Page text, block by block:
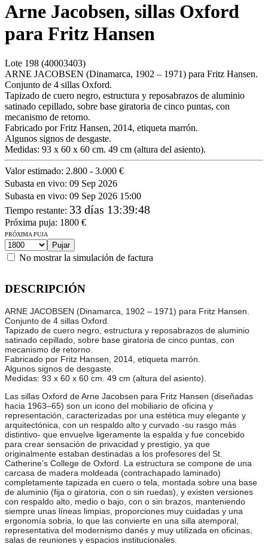
Arne Jacobsen, sillas Oxford
para Fritz Hansen
Lote 198 (40003403)
ARNE JACOBSEN (Dinamarca, 1902 – 1971) para Fritz Hansen.
Conjunto de 4 sillas Oxford.
Tapizado de cuero negro, estructura y reposabrazos de aluminio
satinado cepillado, sobre base giratoria de cinco puntas, con
mecanismo de retorno.
Fabricado por Fritz Hansen, 2014, etiqueta marrón.
Algunos signos de desgaste.
Medidas: 93 x 60 x 60 cm. 49 cm (altura del asiento).
Valor estimado: 2.800 - 3.000 €
Subasta en vivo: 09 Sep 2026
Subasta en vivo: 09 Sep 2026 15:00
Tiempo restante: 33 días 13:39:48
Próxima puja: 1800 €
PRÓXIMA PUJA
No mostrar la simulación de factura
DESCRIPCIÓN
ARNE JACOBSEN (Dinamarca, 1902 – 1971) para Fritz Hansen.
Conjunto de 4 sillas Oxford.
Tapizado de cuero negro, estructura y reposabrazos de aluminio
satinado cepillado, sobre base giratoria de cinco puntas, con
mecanismo de retorno.
Fabricado por Fritz Hansen, 2014, etiqueta marrón.
Algunos signos de desgaste.
Medidas: 93 x 60 x 60 cm. 49 cm (altura del asiento).
Las sillas Oxford de Arne Jacobsen para Fritz Hansen (diseñadas
hacia 1963–65) son un icono del mobiliario de oficina y
representación, caracterizadas por una estética muy elegante y
arquitectónica, con un respaldo alto y curvado -su rasgo más
distintivo- que envuelve ligeramente la espalda y fue concebido
para crear sensación de privacidad y prestigio, ya que
originalmente estaban destinadas a los profesores del St.
Catherine’s College de Oxford. La estructura se compone de una
carcasa de madera moldeada (contrachapado laminado)
completamente tapizada en cuero o tela, montada sobre una base
de aluminio (fija o giratoria, con o sin ruedas), y existen versiones
con respaldo alto, medio o bajo, con o sin brazos, manteniendo
siempre unas líneas limpias, proporciones muy cuidadas y una
ergonomía sobria, lo que las convierte en una silla atemporal,
representativa del modernismo danés y muy utilizada en oficinas,
salas de reuniones y espacios institucionales.